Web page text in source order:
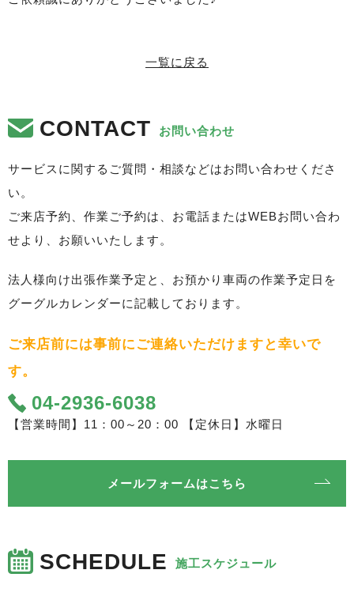
一覧に戻る
CONTACT お問い合わせ
サービスに関するご質問・相談などはお問い合わせくださ
い。
ご来店予約、作業ご予約は、お電話またはWEBお問い合わ
せより、お願いいたします。
法人様向け出張作業予定と、お預かり車両の作業予定日を
グーグルカレンダーに記載しております。
ご来店前には事前にご連絡いただけますと幸いで
す。
04-2936-6038
【営業時間】11：00～20：00 【定休日】水曜日
メールフォームはこちら
SCHEDULE 施工スケジュール